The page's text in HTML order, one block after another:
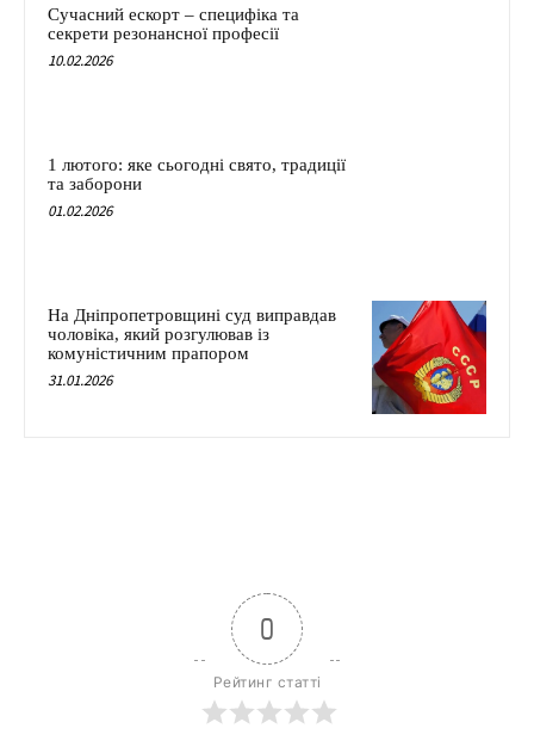
Сучасний ескорт – специфіка та
секрети резонансної професії
10.02.2026
1 лютого: яке сьогодні свято, традиції
та заборони
01.02.2026
На Дніпропетровщині суд виправдав
чоловіка, який розгулював із
комуністичним прапором
31.01.2026
0
Рейтинг статті